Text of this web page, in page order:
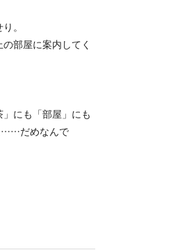
。
部屋に案内してく
にも「部屋」にも
……だめなんで